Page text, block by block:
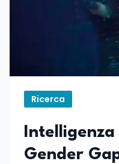
Ricerca
Gender